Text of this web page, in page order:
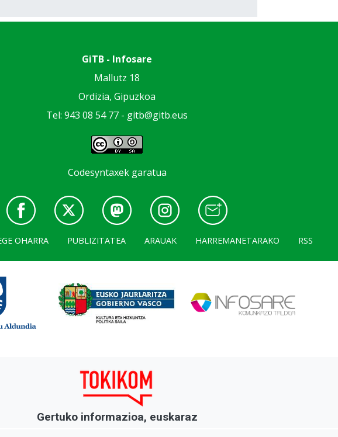
GiTB - Infosare
Mallutz 18
Ordizia, Gipuzkoa
Tel: 943 08 54 77 - gitb@gitb.eus
Codesyntaxek garatua
OHARRA PUBLIZITATEA ARAUAK HARREMANETARAKO RSS
Gertuko informazioa, euskaraz